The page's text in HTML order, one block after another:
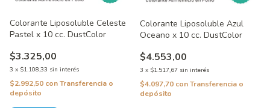
Colorante Liposoluble Celeste
Pastel x 10 cc. DustColor
$3.325,00
3 x $1.108,33 sin interés
$2.992,50 conTransferencia o
depósito
Colorante Liposoluble Azul
Oceano x 10 cc. DustColor
$4.553,00
3 x $1.517,67 sin interés
$4.097,70 conTransferencia o
depósito